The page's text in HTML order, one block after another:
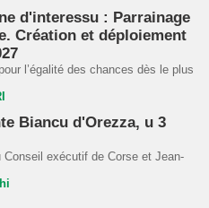
d'interessu : Parrainage
Création et déploiement
l’égalité des chances dès le plus
Biancu d'Orezza, u 3
exécutif de Corse et Jean-